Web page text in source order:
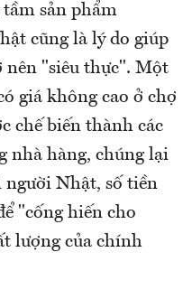
sản phẩm
cũng là lý do giúp
nên "siêu thực". Một
giá không cao ở chợ
chế biến thành các
nhà hàng, chúng lại
người Nhật, số tiền
"cống hiến cho
lượng của chính